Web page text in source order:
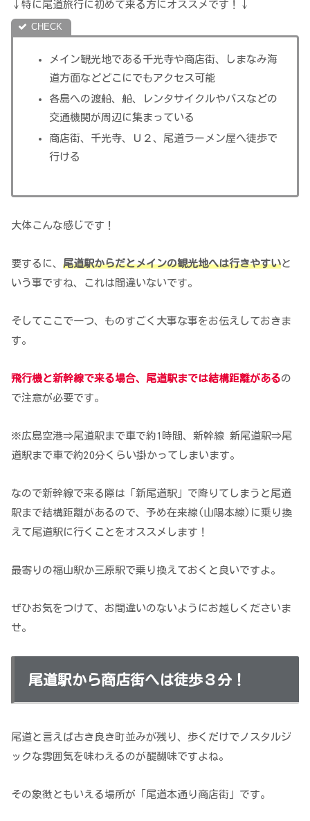
↓特に尾道旅行に初めて来る方にオススメです！↓
メイン観光地である千光寺や商店街、しまなみ海
道方面などどこにでもアクセス可能
各島への渡船、船、レンタサイクルやバスなどの
交通機関が周辺に集まっている
商店街、千光寺、Ｕ２、尾道ラーメン屋へ徒歩で
行ける
大体こんな感じです！
要するに、 尾道駅からだとメインの観光地へは行きやすいと
いう事ですね、これは間違いないです。
そしてここで一つ、ものすごく大事な事をお伝えしておきま
す。
飛行機と新幹線で来る場合、尾道駅までは結構距離があるの
で注意が必要です。
※広島空港⇒尾道駅まで車で約1時間、新幹線 新尾道駅⇒尾
道駅まで車で約20分くらい掛かってしまいます。
なので新幹線で来る際は「新尾道駅」で降りてしまうと尾道
駅まで結構距離があるので、予め在来線(山陽本線)に乗り換
えて尾道駅に行くことをオススメします！
最寄りの福山駅か三原駅で乗り換えておくと良いですよ。
ぜひお気をつけて、お間違いのないようにお越しくださいま
せ。
尾道駅から商店街へは徒歩３分！
尾道と言えば古き良き町並みが残り、歩くだけでノスタルジ
ックな雰囲気を味わえるのが醍醐味ですよね。
その象徴ともいえる場所が「尾道本通り商店街」です。